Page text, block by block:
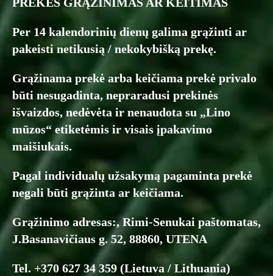
Per 14 kalendorinių dienų galima grąžinti ar
pakeisti netikusią / nekokybišką prekę.
Grąžinama prekė arba keičiama prekė privalo
būti nesugadinta, nepraradusi prekinės
išvaizdos, nedėvėta ir nenaudota su „Lino
mūzos“ etiketėmis ir visais įpakavimo
maišiukais.
Pagal individualų užsakymą pagaminta prekė
negali būti grąžinta ar keičiama.
Grąžinimo adresas:, Rimi-Senukai paštomatas,
J.Basanavičiaus g. 52, 88860, UTENA
Tel. +370 627 34 359 (Lietuva / Lithuania)